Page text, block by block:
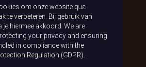
9.00 uur – 13.00 uur
om onze website qua
te verbeteren. Bij gebruik van
je hiermee akkoord. We are
your privacy and ensuring
in compliance with the
Regulation (GDPR)